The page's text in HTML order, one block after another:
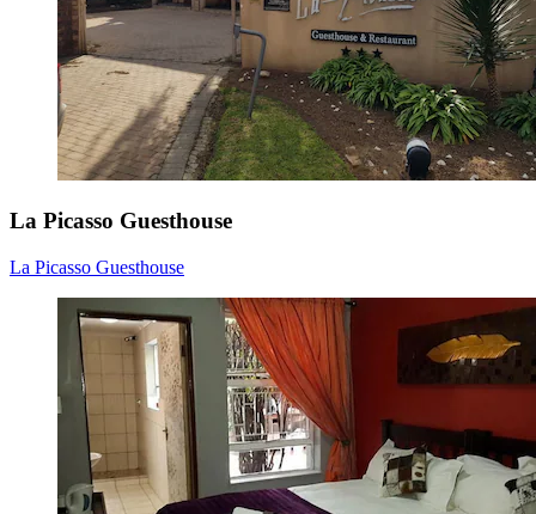
La Picasso Guesthouse
La Picasso Guesthouse